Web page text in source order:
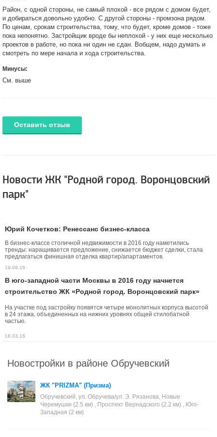
Район, с одной стороны, не самый плохой - все рядом с домом будет,
и добираться довольно удобно. С другой стороны - промзона рядом.
По ценам, срокам строительства, тому, что будет, кроме домов - тоже
пока непонятно. Застройщик вроде бы неплохой - у них еще несколько
проектов в работе, но пока ни один не сдан. Вобщем, надо думать и
смотреть по мере начала и хода строительства.
Минусы:
См. выше
Оставить отзыв
Новости ЖК "Родной город. Воронцовский
парк"
Юрий Кочетков: Ренессанс бизнес-класса
В бизнес-классе столичной недвижимости в 2016 году наметились
тренды: наращивается предложение, снижается бюджет сделки, стала
предлагаться финишная отделка квартир/апартаментов.
19.09.16
В юго-западной части Москвы в 2016 году начнется
строительство ЖК «Родной город. Воронцовский парк»
На участке под застройку появятся четыре монолитных корпуса высотой
в 24 этажа, объединенных на нижних уровнях общей стилобатной
частью.
18.03.16
Новостройки в районе Обручевский
ЖК "PRIZMA" (Призма)
Обручевский, ул. Обручева/ул. Э. Рязанова, Новые
Черемушки (2.5 км) , Проспект Вернадского (2.2 км) , Юго-
Западная (2 км)